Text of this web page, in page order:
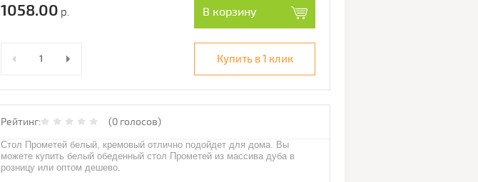
1058.00 р. В корзину
Купить в 1 клик
Рейтинг: (0 голосов)
Стол Прометей белый, кремовый отлично подойдет для дома. Вы
можете купить белый обеденный стол Прометей из массива дуба в
розницу или оптом дешево.